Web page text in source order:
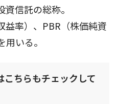
信託の総称。
益率）、PBR（株価純資
いる。
こちらもチェックして